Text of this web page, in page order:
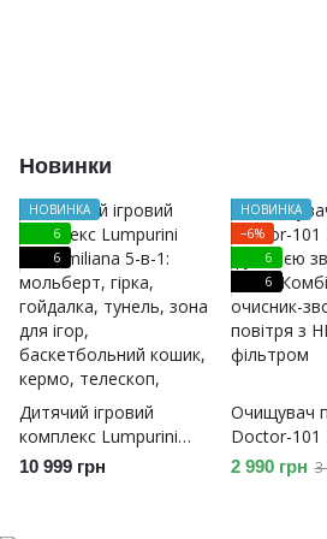
Новинки
НОВИНКА
6
6
Дитячий ігровий
комплекс Lumpurini
Massimiliana 5-в-1:
10 999 грн
НОВИНКА
−6%
6
6
Очищувач
Doctor-101
функцією
2 990 грн 3